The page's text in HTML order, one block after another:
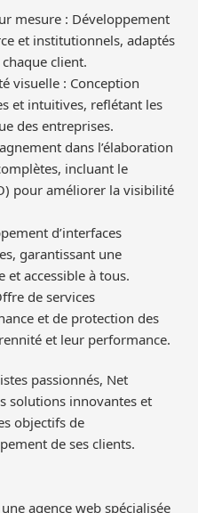
mesure : Développement
et institutionnels, adaptés
client.
visuelle : Conception
et intuitives, reflétant les
des entreprises.
dans l’élaboration
incluant le
pour améliorer la visibilité
d’interfaces
garantissant une
accessible à tous.
de services
et de protection des
et leur performance.
passionnés, Net
solutions innovantes et
objectifs de
de ses clients.
agence web spécialisée